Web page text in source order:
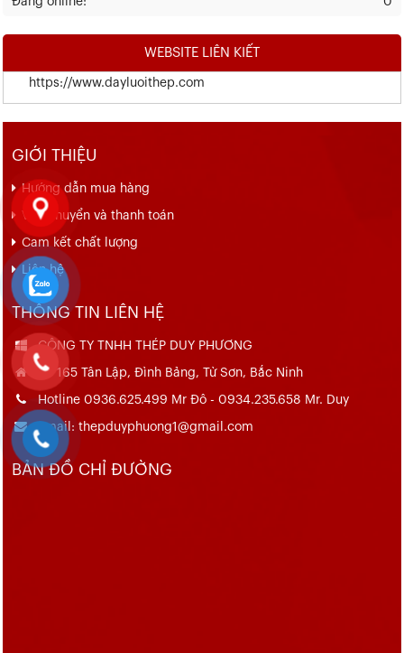
WEBSITE LIÊN KIẾT
https://www.dayluoithep.com
GIỚI THIỆU
Hướng dẫn mua hàng
Vận chuyển và thanh toán
Cam kết chất lượng
Liên hệ
THÔNG TIN LIÊN HỆ
CÔNG TY TNHH THÉP DUY PHƯƠNG
Số 165 Tân Lập, Đình Bảng, Từ Sơn, Bắc Ninh
Hotline 0936.625.499 Mr Đô - 0934.235.658 Mr. Duy
Email: thepduyphuong1@gmail.com
BẢN ĐỒ CHỈ ĐƯỜNG